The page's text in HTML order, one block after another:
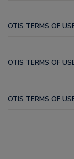
OTIS TERMS OF
OTIS TERMS OF
OTIS TERMS OF